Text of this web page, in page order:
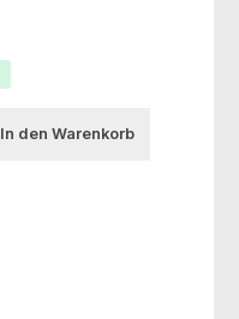
In den Warenkorb